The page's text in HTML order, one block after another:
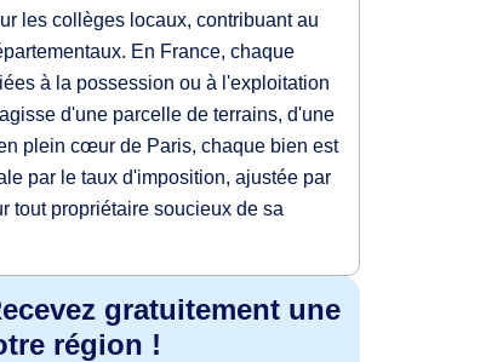
les collèges locaux, contribuant au
En France, chaque
à la possession ou à l'exploitation
d'une parcelle de terrains, d'une
plein cœur de Paris, chaque bien est
par le taux d'imposition, ajustée par
tout propriétaire soucieux de sa
gratuitement une
région !